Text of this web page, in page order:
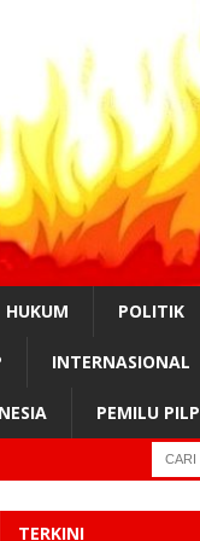
HUKUM POLITIK
INTERNASIONAL
PEMILU
TERKINI